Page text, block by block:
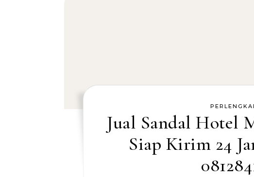
Jual Sandal Hotel
Siap Kirim 24